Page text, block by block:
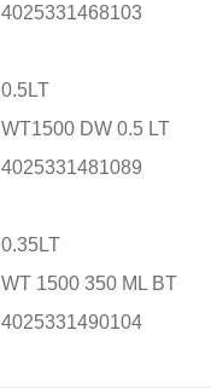
4025331468103
0.5LT
WT1500 DW 0.5 LT
4025331481089
0.35LT
WT 1500 350 ML BT
4025331490104